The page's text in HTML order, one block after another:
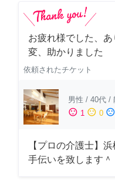
お疲れ様でした、
変、助かりました
依頼されたチケット
男性 / 40代 /
sentiment_satisfied 1 sentiment_neutral 0 sentiment_dissatisfied
【プロの介護士】
手伝いを致します＾